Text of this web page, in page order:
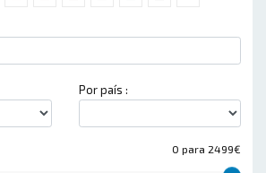
Por país :
0 para 2499€